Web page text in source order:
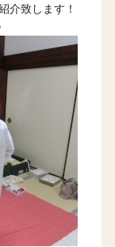
介致します！